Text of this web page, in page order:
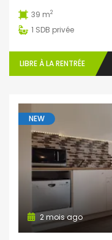
39 m2
1 SDB privée
LIBRE À LA RENTRÉE
NEW
2 mois ago